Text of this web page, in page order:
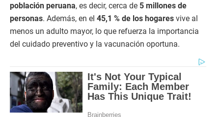
población peruana, es decir, cerca de 5 millones de
personas. Además, en el 45,1 % de los hogares vive al
menos un adulto mayor, lo que refuerza la importancia
del cuidado preventivo y la vacunación oportuna.